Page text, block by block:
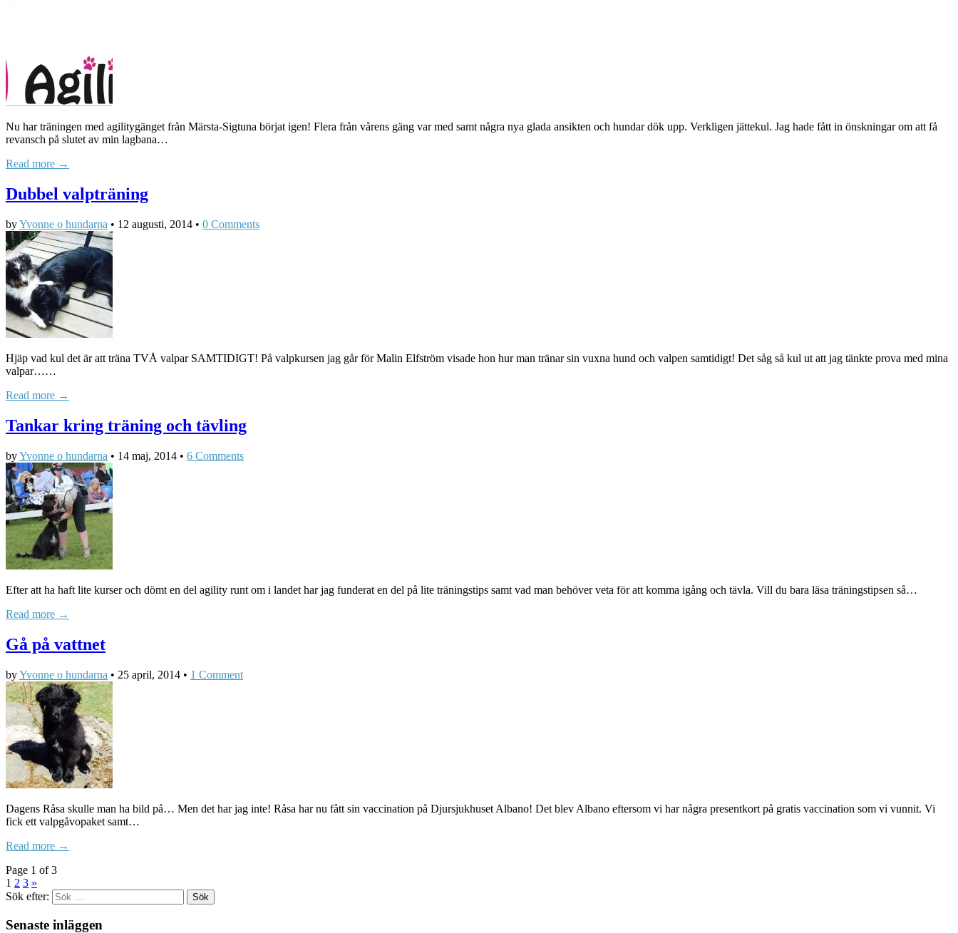
Nu har träningen med agilitygänget från Märsta-Sigtuna börjat igen! Flera från vårens gäng var med samt några nya glada ansikten och hundar dök upp. Verkligen jättekul. Jag hade fått in önskningar om att få
revansch på slutet av min lagbana…
Read more →
Dubbel valpträning
byYvonne o hundarna • 12 augusti, 2014 • 0 Comments
Hjäp vad kul det är att träna TVÅ valpar SAMTIDIGT! På valpkursen jag går för Malin Elfström visade hon hur man tränar sin vuxna hund och valpen samtidigt! Det såg så kul ut att jag tänkte prova med mina
valpar……
Read more →
Tankar kring träning och tävling
byYvonne o hundarna • 14 maj, 2014 • 6 Comments
Efter att ha haft lite kurser och dömt en del agility runt om i landet har jag funderat en del på lite träningstips samt vad man behöver veta för att komma igång och tävla. Vill du bara läsa träningstipsen så…
Read more →
Gå på vattnet
byYvonne o hundarna • 25 april, 2014 • 1 Comment
Dagens Råsa skulle man ha bild på… Men det har jag inte! Råsa har nu fått sin vaccination på Djursjukhuset Albano! Det blev Albano eftersom vi har några presentkort på gratis vaccination som vi vunnit. Vi
fick ett valpgåvopaket samt…
Read more →
Page 1 of 3
1 2 3 »
Sök efter:
Senaste inläggen